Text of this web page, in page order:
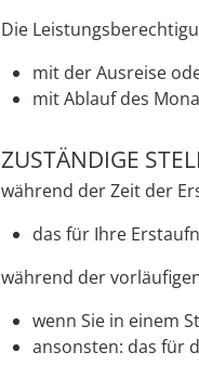
Die
mit der Ausreise
mit Ablauf des
ZUSTÄNDIGE
während der Zeit der
das für Ihre
während der
wenn Sie in einem
ansonsten: das für